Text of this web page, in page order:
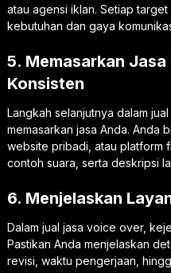
atau agensi iklan. Setiap
kebutuhan dan gaya
5. Memasarkan
Konsisten
Langkah selanjutnya dalam
memasarkan jasa Anda. Anda
website pribadi, atau platform
contoh suara, serta deskripsi
6. Menjelaskan
Dalam jual jasa voice over,
Pastikan Anda menjelaskan
revisi, waktu pengerjaan,